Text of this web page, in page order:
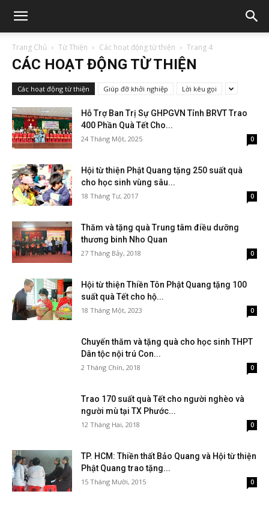
Trang Chủ Từ Thiện Các hoạt động từ thiện Trang 4
CÁC HOẠT ĐỘNG TỪ THIỆN
Các hoạt động từ thiện Giúp đỡ khởi nghiệp Lời kêu gọi
Hỗ Trợ Ban Trị Sự GHPGVN Tỉnh BRVT Trao
400 Phần Quà Tết Cho...
24 Tháng Một, 2025 0
Hội từ thiện Phật Quang tặng 250 suất quà
cho học sinh vùng sâu...
18 Tháng Tư, 2017 0
Thăm và tặng quà Trung tâm điều dưỡng
thương binh Nho Quan
27 Tháng Bảy, 2018 0
Hội từ thiện Thiền Tôn Phật Quang tặng 100
suất quà Tết cho hộ...
18 Tháng Một, 2023 0
Chuyến thăm và tặng quà cho học sinh THPT
Dân tộc nội trú Con...
2 Tháng Chín, 2018 0
Trao 170 suất quà Tết cho người nghèo và
người mù tại TX Phước...
12 Tháng Hai, 2018 0
TP. HCM: Thiền thất Bảo Quang và Hội từ thiện
Phật Quang trao tặng...
15 Tháng Mười, 2015 0